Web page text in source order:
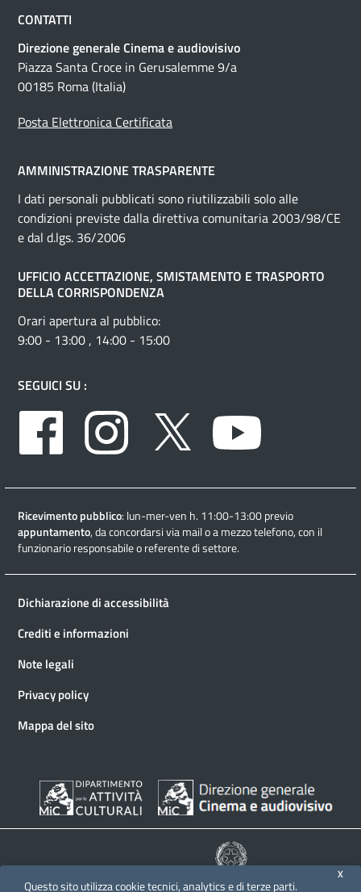
CONTATTI
Direzione generale Cinema e audiovisivo
Piazza Santa Croce in Gerusalemme 9/a
00185 Roma (Italia)
Posta Elettronica Certificata
AMMINISTRAZIONE TRASPARENTE
I dati personali pubblicati sono riutilizzabili solo alle
condizioni previste dalla direttiva comunitaria 2003/98/CE
e dal d.lgs. 36/2006
UFFICIO ACCETTAZIONE, SMISTAMENTO E TRASPORTO
DELLA CORRISPONDENZA
Orari apertura al pubblico:
9:00 - 13:00 , 14:00 - 15:00
SEGUICI SU :
Facebook
Instagram Twitter
Ricevimento pubblico: lun-mer-ven h. 11:00-13:00 previo
appuntamento, da concordarsi via mail o a mezzo telefono, con il
funzionario responsabile o referente di settore.
Dichiarazione di accessibilità
Crediti e informazioni
Note legali
Privacy policy
Mappa del sito
X
Questo sito utilizza cookie tecnici, analytics e di terze parti.